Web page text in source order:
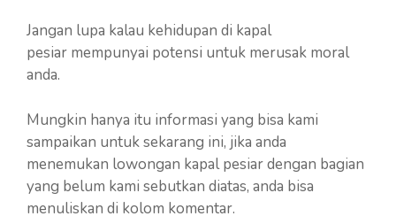
Jangan lupa kalau kehidupan di kapal
pesiar mempunyai potensi untuk merusak moral
anda.
Mungkin hanya itu informasi yang bisa kami
sampaikan untuk sekarang ini, jika anda
menemukan lowongan kapal pesiar dengan bagian
yang belum kami sebutkan diatas, anda bisa
menuliskan di kolom komentar.